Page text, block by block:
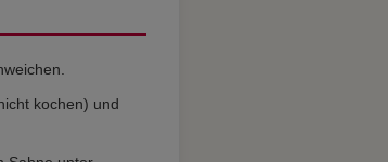
kochen) und